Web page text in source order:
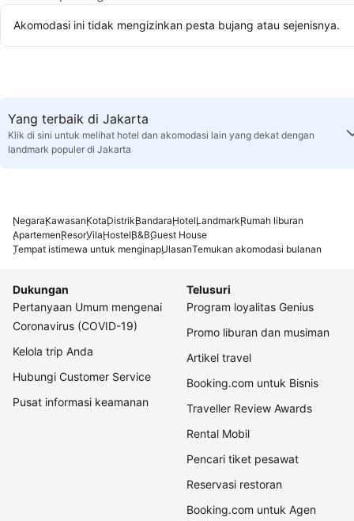
Akomodasi ini tidak mengizinkan pesta bujang atau sejenisnya.
Yang terbaik di Jakarta
Klik di sini untuk melihat hotel dan akomodasi lain yang dekat dengan
landmark populer di Jakarta
NegaraKawasanKotaDistrikBandaraHotelLandmarkRumah liburan
ApartemenResorVilaHostelB&BGuest House
Tempat istimewa untuk menginapUlasanTemukan akomodasi bulanan
Dukungan
Pertanyaan Umum mengenai
Coronavirus (COVID-19)
Kelola trip Anda
Hubungi Customer Service
Pusat informasi keamanan
Telusuri
Program loyalitas Genius
Promo liburan dan musiman
Artikel travel
Booking.com untuk Bisnis
Traveller Review Awards
Rental Mobil
Pencari tiket pesawat
Reservasi restoran
Booking.com untuk Agen